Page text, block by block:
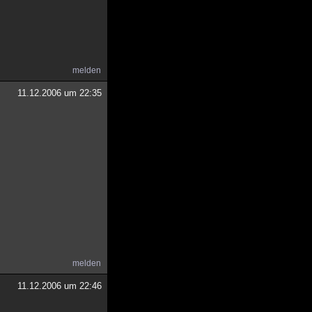
melden
11.12.2006 um 22:35
melden
11.12.2006 um 22:46